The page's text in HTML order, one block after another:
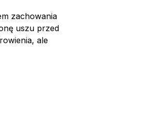
zachowania
uszu przed
ale